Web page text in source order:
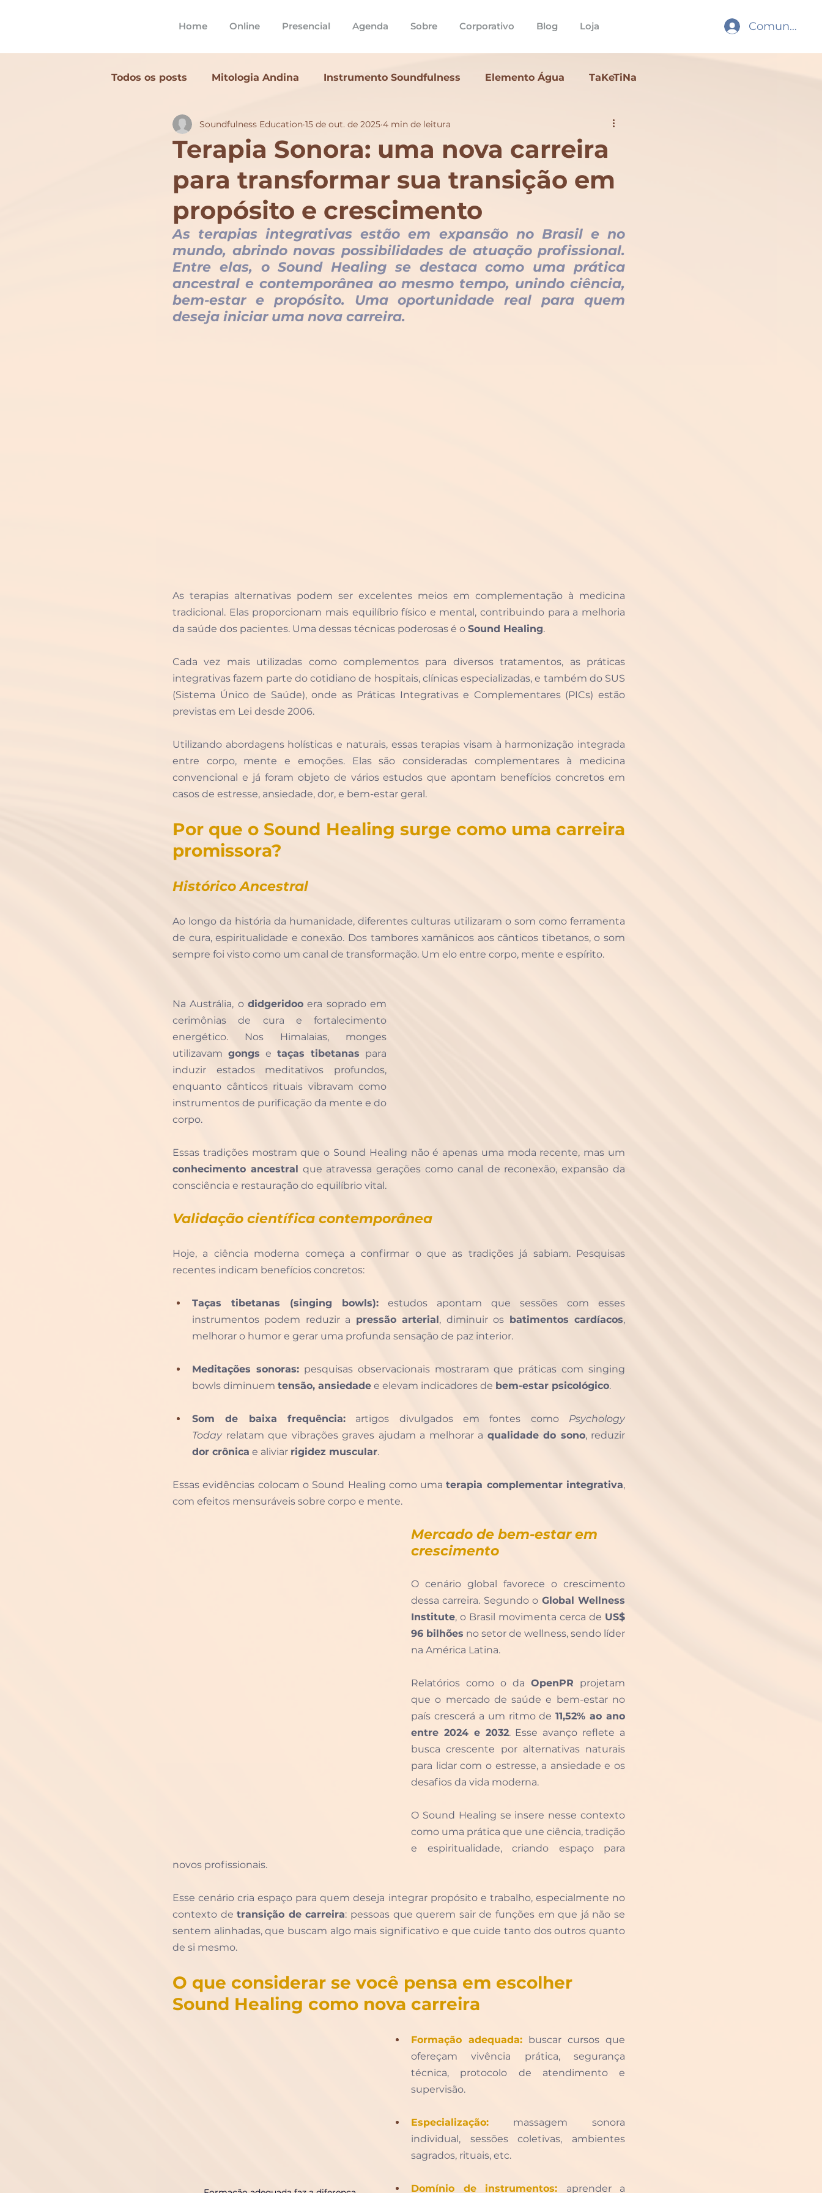
Home Online Presencial Agenda Sobre Corporativo Blog Loja Comunidade
Todos os posts Mitologia Andina Instrumento Soundfulness Elemento Água TaKeTiNa
Terapia Sonora Cacau formação soundfulness Formação Sound Healing Ritual
Ritual de Som Cerimônias
Terapia Sonora: uma nova carreira
para transformar sua transição em
propósito e crescimento
Soundfulness Education 15 de out. de 2025 4 min de leitura
As terapias integrativas estão em expansão no Brasil e no
mundo, abrindo novas possibilidades de atuação profissional.
Entre elas, o Sound Healing se destaca como uma prática
ancestral e contemporânea ao mesmo tempo, unindo ciência,
bem-estar e propósito. Uma oportunidade real para quem
deseja iniciar uma nova carreira.
As terapias alternativas podem ser excelentes meios em complementação à medicina
tradicional. Elas proporcionam mais equilíbrio físico e mental, contribuindo para a melhoria
da saúde dos pacientes. Uma dessas técnicas poderosas é o Sound Healing.
Cada vez mais utilizadas como complementos para diversos tratamentos, as práticas
integrativas fazem parte do cotidiano de hospitais, clínicas especializadas, e também do SUS
(Sistema Único de Saúde), onde as Práticas Integrativas e Complementares (PICs) estão
previstas em Lei desde 2006.
Utilizando abordagens holísticas e naturais, essas terapias visam à harmonização integrada
entre corpo, mente e emoções. Elas são consideradas complementares à medicina
convencional e já foram objeto de vários estudos que apontam benefícios concretos em
casos de estresse, ansiedade, dor, e bem-estar geral.
Por que o Sound Healing surge como uma carreira
promissora?
Histórico Ancestral
Ao longo da história da humanidade, diferentes culturas utilizaram o som como ferramenta
de cura, espiritualidade e conexão. Dos tambores xamânicos aos cânticos tibetanos, o som
sempre foi visto como um canal de transformação. Um elo entre corpo, mente e espírito.
Na Austrália, o didgeridoo era soprado em
cerimônias de cura e fortalecimento
energético. Nos Himalaias, monges
utilizavam gongs e taças tibetanas para
induzir estados meditativos profundos,
enquanto cânticos rituais vibravam como
instrumentos de purificação da mente e do
corpo.
conhecimento ancestral
que atravessa gerações como canal de reconexão, expansão da
consciência e restauração do equilíbrio vital.
Validação científica contemporânea
Hoje, a ciência moderna começa a confirmar o que as tradições já sabiam. Pesquisas
recentes indicam benefícios concretos:
Taças tibetanas (singing bowls): estudos apontam que sessões com esses
instrumentos podem reduzir a pressão arterial , diminuir os batimentos cardíacos,
melhorar o humor e gerar uma profunda sensação de paz interior.
Meditações sonoras: pesquisas observacionais mostraram que práticas com singing
bowls diminuem tensão, ansiedade e elevam indicadores de bem-estar psicológico.
Som de baixa frequência: artigos divulgados em fontes como Psychology
Today relatam que vibrações graves ajudam a melhorar a qualidade do sono
dor crônica e aliviar rigidez muscular.
Essas evidências colocam o Sound Healing como uma terapia complementar integrativa,
com efeitos mensuráveis sobre corpo e mente.
Mercado de bem-estar em
crescimento
O cenário global favorece o crescimento
dessa carreira. Segundo o Global Wellness
Institute, o Brasil movimenta cerca de US$
96 bilhões no setor de wellness, sendo líder
na América Latina.
Relatórios como o da OpenPR projetam
que o mercado de saúde e bem-estar no
país crescerá a um ritmo de 11,52% ao ano
entre 2024 e 2032. Esse avanço reflete a
busca crescente por alternativas naturais
para lidar com o estresse, a ansiedade e os
desafios da vida moderna.
O Sound Healing se insere nesse contexto
como uma prática que une ciência, tradição
e espiritualidade, criando espaço para
novos profissionais.
Esse cenário cria espaço para quem deseja integrar propósito e trabalho, especialmente no
contexto de transição de carreira: pessoas que querem sair de funções em que já não se
sentem alinhadas, que buscam algo mais significativo e que cuide tanto dos outros quanto
de si mesmo.
O que considerar se você pensa em escolher
Sound Healing como nova carreira
Formação adequada: buscar cursos que
ofereçam vivência prática, segurança
técnica, protocolo de atendimento e
supervisão.
Especialização: massagem sonora
individual, sessões coletivas, ambientes
sagrados, rituais, etc.
Domínio de instrumentos: aprender a